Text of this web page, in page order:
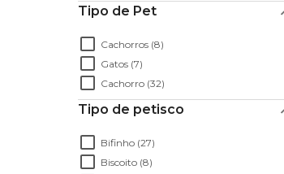
Tipo de Pet
Cachorros (8)
Gatos (7)
Cachorro (32)
Tipo de petisco
Bifinho (27)
Biscoito (8)